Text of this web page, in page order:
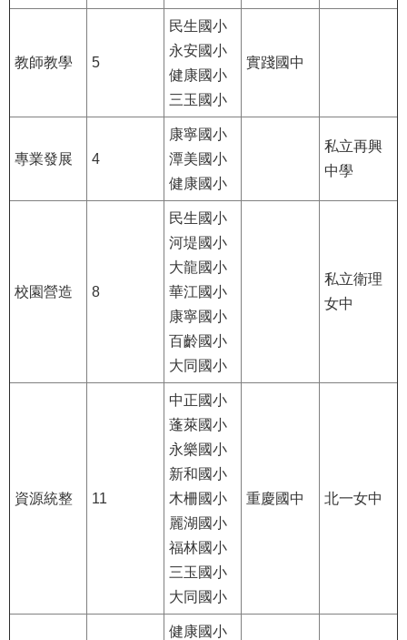
支
務
源
政
開
覽
教師教學 5
民生國小
永安國小
健康國小
三玉國小
實踐國中
專業發展 4
康寧國小
潭美國小
健康國小
私立再興
中學
校園營造 8
民生國小
河堤國小
大龍國小
華江國小
康寧國小
百齡國小
大同國小
私立衛理
女中
資源統整 11
中正國小
蓬萊國小
永樂國小
新和國小
木柵國小
麗湖國小
福林國小
三玉國小
大同國小
重慶國中 北一女中
健康國小